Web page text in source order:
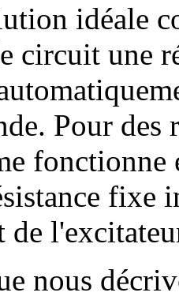
idéale
circuit une
Pour des
fonctionne
fixe
de
nous